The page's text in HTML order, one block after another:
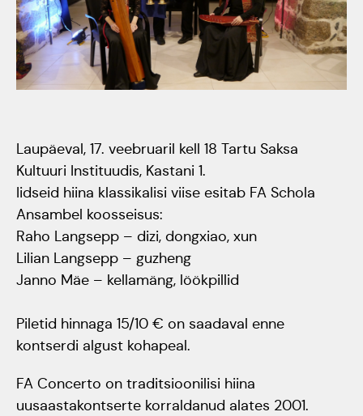
Tartumaa Tantsupidu
„Juure Juures”
Suudlev Tartu
ERTALi
rahvatantsuansamblite
galakontsert
Vanemuise
kontserdimajas
25.november 2023
ERM tantsib
Jõuluootuskontsert
Kulno
Kungla
Eda
Jaansoo
Anne
Masing-
Luik
Laupäeval, 17. veebruaril kell 18 Tartu Saksa
Kultuuri Instituudis, Kastani 1.
Iidseid hiina klassikalisi viise esitab FA Schola
Ansambel koosseisus:
Raho Langsepp – dizi, dongxiao, xun
Lilian Langsepp – guzheng
Janno Mäe – kellamäng, löökpillid
Piletid hinnaga 15/10 € on saadaval enne
kontserdi algust kohapeal.
FA Concerto on traditsioonilisi hiina
uusaastakontserte korraldanud alates 2001.